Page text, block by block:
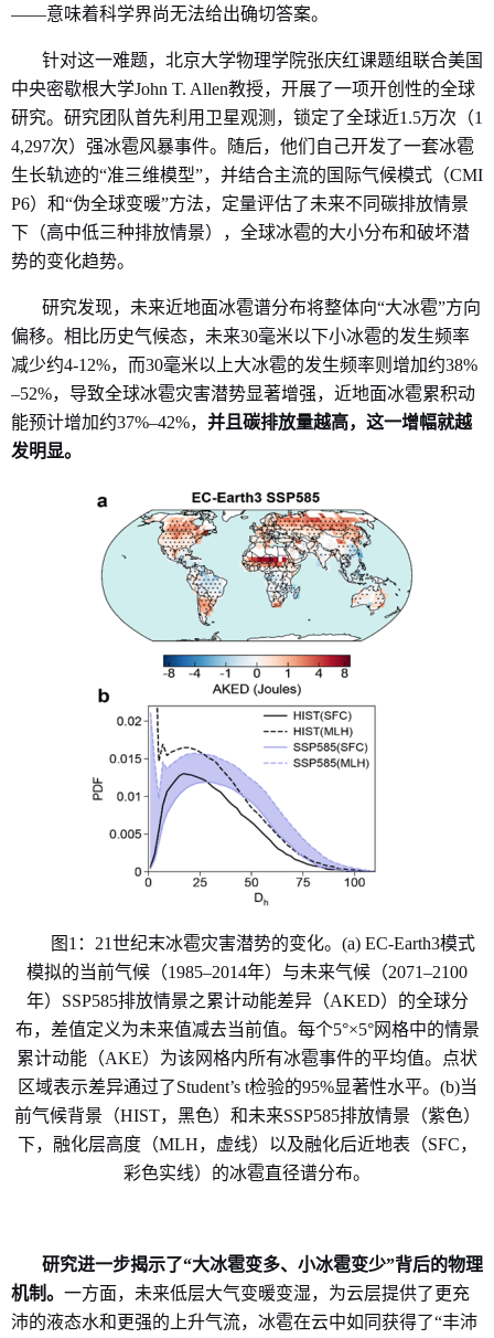
——意味着科学界尚无法给出确切答案。
针对这一难题，北京大学物理学院张庆红课题组联合美国
中央密歇根大学John T. Allen教授，开展了一项开创性的全球
研究。研究团队首先利用卫星观测，锁定了全球近1.5万次（1
4,297次）强冰雹风暴事件。随后，他们 自己开发了一套冰雹
生长轨迹的“准三维模型”，并结合主流的国际气候模式（CMI
P6）和“伪全球变暖”方法，定量评估了未来不同碳排放情景
下（高中低三种排放情景），全球冰雹的大小分布和破坏潜
势的变化趋势。
研究发现，未来近地面冰雹谱分布将整体向“大冰雹”方向
偏移。相比历史气候态，未来30毫米以下小冰雹的发生频率
减少约4-12%，而30毫米以上大冰雹的发生频率则增加约38%
–52%，导致全球冰雹灾害潜势显著增强，近地面冰雹累积动
能预计增加约37%–42%， 并且碳排放量越高，这一增幅就越
发明显。
图 1：21世纪末冰雹灾害潜势的变化。(a) EC-Earth3模式
模拟的当前气候（1985–2014年）与未来气候（2071–2100
年）SSP585排放情景之累计动能差异（AKED）的全球分
布，差值定义为未来值减去当前值。每个5°×5°网格中的情景
累计动能（AKE）为该网格内所有冰雹事件的平均值。点状
区域表示差异通过了Student’s t检验的95%显著性水平。(b)当
前气候背景（HIST，黑色）和未来SSP585排放情景（紫色）
下，融化层高度（MLH，虚线）以及融化后近地表（SFC，
彩色实线）的冰雹直径谱分布。
研究进一步揭示了“大冰雹变多、小冰雹变少”背后的物理
机制。 一方面，未来低层大气变暖变湿，为云层提供了更充
沛的液态水和更强的上升气流，冰雹在云中如同获得了“丰沛